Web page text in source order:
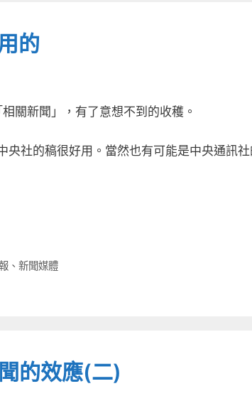
的
相關新聞」，有了意想不到的收穫。
央社的稿很好用。當然也有可能是中央通訊
、 新聞媒體
的效應(二)